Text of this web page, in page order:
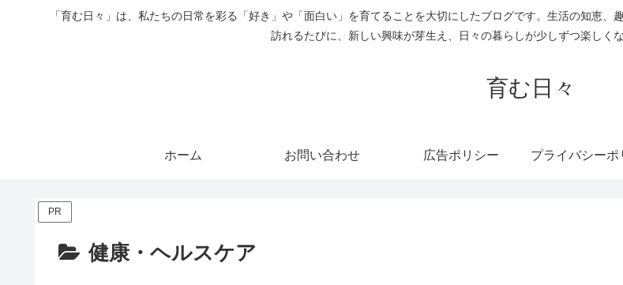
「育む日々」は、私たちの日常を彩る「好き」や「面白い」を育てることを大切にしたブログです。生活の知恵
訪れるたびに、新しい興味が芽生え、日々の暮らしが少しずつ楽しく
育む日々
ホーム お問い合わせ 広告ポリシー
PR
健康・ヘルスケア